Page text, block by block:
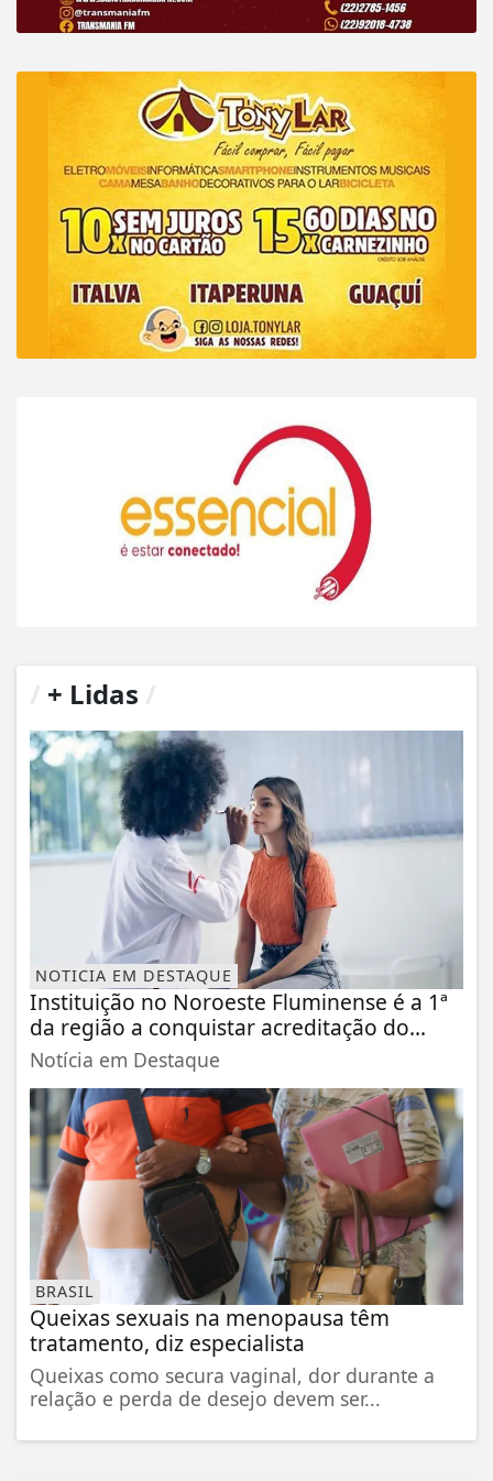
+ Lidas
NOTICIA EM DESTAQUE
Instituição no Noroeste Fluminense é a 1ª
da região a conquistar acreditação do...
Notícia em Destaque
BRASIL
Queixas sexuais na menopausa têm
tratamento, diz especialista
Queixas como secura vaginal, dor durante a
relação e perda de desejo devem ser...